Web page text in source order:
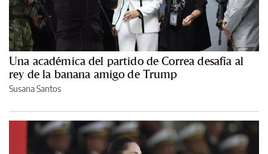
Una académica del partido de Correa desafía al
rey de la banana amigo de Trump
Susana Santos